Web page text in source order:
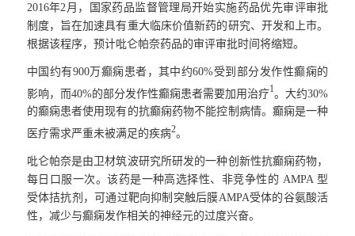
2016年2 月，国家药品监督管理局开始实施药品优先审评审批
制度，旨在加速具有重大临床价值新药的研究、开发和上市。
根据该程序，预计吡仑帕奈药品的审评审批时间将缩短。
中国约有900万癫痫患者，其中约60%受到部分发作性癫痫的
影响，而40%的部分发作性癫痫患者需要加用治疗1。大约30%
的癫痫患者使用现有的抗癫痫药物不能控制病情。癫痫是一种
医疗需求严重未被满足的疾病2。
吡仑帕奈是由卫材筑波研究所研发的一种创新性抗癫痫药物，
每日口服一次。该药是一种高选择性、非竞争性的 AMPA 型
受体拮抗剂，可通过靶向抑制突触后膜AMPA受体的谷氨酸活
性，减少与癫痫发作相关的神经元的过度兴奋。